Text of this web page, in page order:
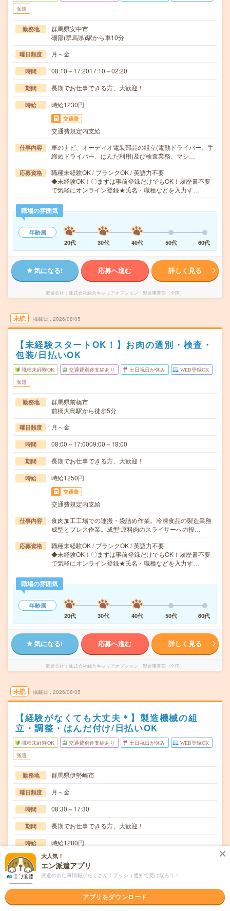
派遣
勤務地
群馬県安中市
磯部(群馬県)駅から車10分
曜日頻度 月～金
時間 08:10～17:2017:10～02:20
期間 長期でお仕事できる方、大歓迎！
時給 時給1230円
交通費
交通費規定内支給
仕事内容
車のナビ、オーディオ電装部品の組立(電動ドライバー、手
締めドライバー、はんだ利用)及び検査業務、マシ…
応募資格
職種未経験OK / ブランクOK / 英語力不要
◆未経験OK！〇まずは事前登録だけでもOK！履歴書不要
で気軽にオンライン登録★氏名・職種などを入力す…
職場の雰囲気
年齢層
20代
30代 40代 50代 60代
気になる! 応募へ進む 詳しく見る
派遣会社 株式会社綜合キャリアオプション 製造事業部（全国）
未読 掲載日 2026/08/05
【未経験スタートOK！】お肉の選別・検査・
包装/日払いOK
職種未経験OK 交通費別途支給あり 土日祝日が休み WEB登録OK
派遣
勤務地
群馬県前橋市
前橋大島駅から徒歩5分
曜日頻度 月～金
時間 08:00～17:0009:00～18:00
期間 長期でお仕事できる方、大歓迎！
時給 時給1250円
交通費
交通費規定内支給
仕事内容
食肉加工工場での運搬・袋詰め作業。冷凍食品の製造業務
成型とプレス作業。成型:原料肉のスライサーへの投…
応募資格
職種未経験OK / ブランクOK / 英語力不要
◆未経験OK！〇まずは事前登録だけでもOK！履歴書不要
で気軽にオンライン登録★氏名・職種などを入力す…
職場の雰囲気
年齢層
20代
30代 40代 50代 60代
気になる! 応募へ進む 詳しく見る
派遣会社 株式会社綜合キャリアオプション 製造事業部（全国）
未読 掲載日 2026/08/05
【経験がなくても大丈夫＊】製造機械の組
立・調整・はんだ付け/日払いOK
職種未経験OK 交通費別途支給あり 土日祝日が休み WEB登録OK
派遣
勤務地 群馬県伊勢崎市
曜日頻度 月～金
時間 08:30～17:30
期間 長期でお仕事できる方、大歓迎！
時給 時給1280円
交通費規定内支給
仕事内容
する作業をお願いします。精密機械を1台完成させる…
大人気！
エン派遣アプリ
派遣のお仕事情報がたくさん！プッシュ通知で受け取ろう！
アプリをダウンロード